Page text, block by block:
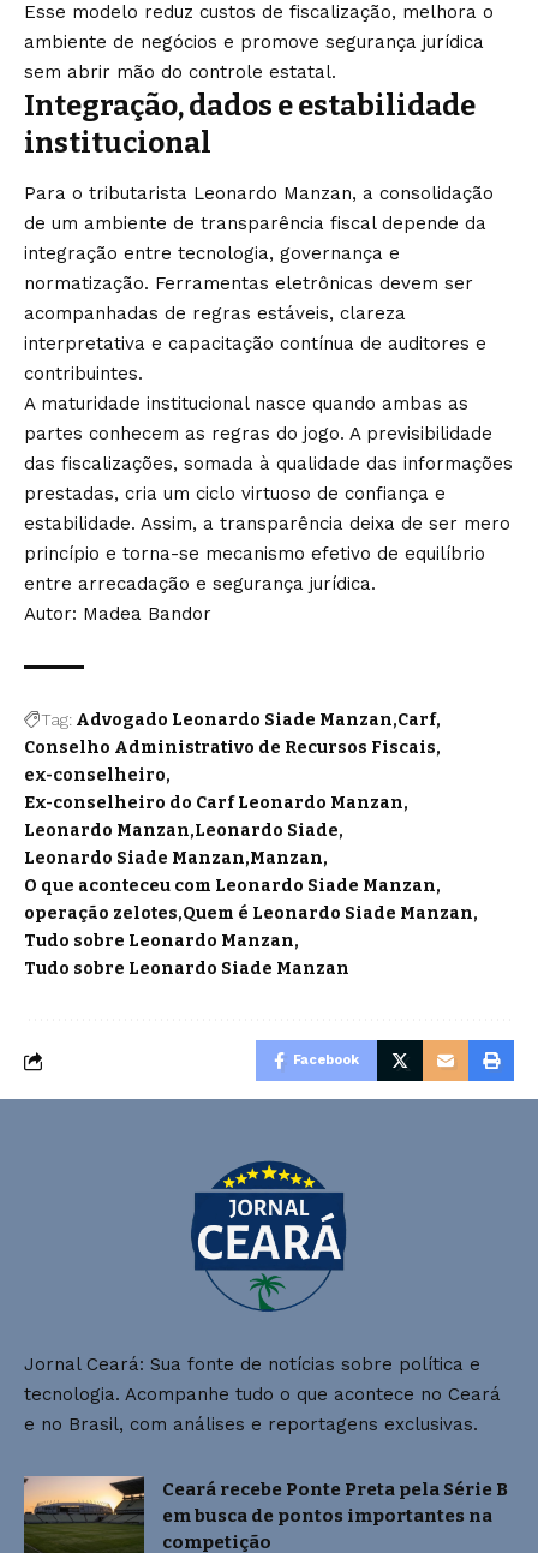
Esse modelo reduz custos de fiscalização, melhora o
ambiente de negócios e promove segurança jurídica
sem abrir mão do controle estatal.
Integração, dados e estabilidade
institucional
Para o tributarista Leonardo Manzan, a consolidação
de um ambiente de transparência fiscal depende da
integração entre tecnologia, governança e
normatização. Ferramentas eletrônicas devem ser
acompanhadas de regras estáveis, clareza
interpretativa e capacitação contínua de auditores e
contribuintes.
A maturidade institucional nasce quando ambas as
partes conhecem as regras do jogo. A previsibilidade
das fiscalizações, somada à qualidade das informações
prestadas, cria um ciclo virtuoso de confiança e
estabilidade. Assim, a transparência deixa de ser mero
princípio e torna-se mecanismo efetivo de equilíbrio
entre arrecadação e segurança jurídica.
Autor: Madea Bandor
Tag: Advogado Leonardo Siade Manzan Carf
Conselho Administrativo de Recursos Fiscais
ex-conselheiro
Ex-conselheiro do Carf Leonardo Manzan
Leonardo Manzan Leonardo Siade
Leonardo Siade Manzan Manzan
O que aconteceu com Leonardo Siade Manzan
operação zelotes Quem é Leonardo Siade Manzan
Tudo sobre Leonardo Manzan
Tudo sobre Leonardo Siade Manzan
Facebook
Jornal Ceará: Sua fonte de notícias sobre política e
tecnologia. Acompanhe tudo o que acontece no Ceará
e no Brasil, com análises e reportagens exclusivas.
Ceará recebe Ponte Preta pela Série B
em busca de pontos importantes na
competição